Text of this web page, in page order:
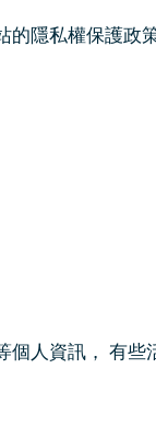
隱私權保護政策
人資訊， 有些